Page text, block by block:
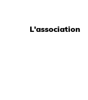
L'association